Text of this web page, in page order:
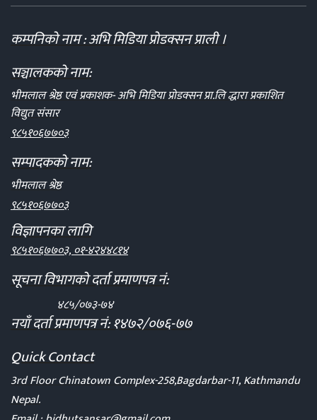
कम्पनिको नाम : अभि मिडिया प्रोडक्सन प्राली ।
सञ्चालकको नाम:
भीमलाल श्रेष्ठ एवं प्रकाशक- अभि मिडिया प्रोडक्सन प्रा.लि द्धारा प्रकाशित
विद्युत संसार
९८५१०६७७०३
सम्पादकको नाम:
भीमलाल श्रेष्ठ
९८५१०६७७०३
विज्ञापनका लागि
९८५१०६७७०३, ०१-४२४४८१४
सूचना विभागको दर्ता प्रमाणपत्र नं:
४८५/०७३-७४
नयाँ दर्ता प्रमाणपत्र नं: १४७२/०७६-७७
Quick Contact
3rd Floor Chinatown Complex-258,Bagdarbar-11, Kathmandu
Nepal.